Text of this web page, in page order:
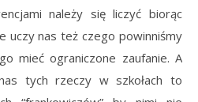
należy się liczyć biorąc
uczy nas też czego powinniśmy
mieć ograniczone zaufanie. A
tych rzeczy w szkołach to